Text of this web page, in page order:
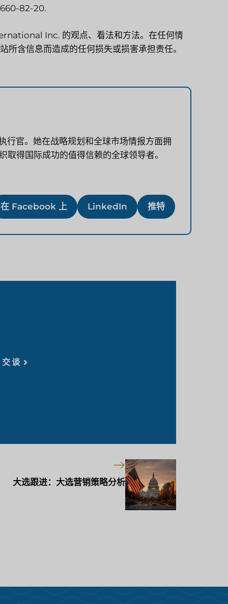
82-20.
Inc. 的观点、看法和方法。在任何情
所含信息而造成的任何损失或损害承担责任。
行官。她在战略规划和全球市场情报方面拥
得国际成功的值得信赖的全球领导者。
在 Facebook 上 LinkedIn 推特
谈
大选跟进：大选营销策略分析